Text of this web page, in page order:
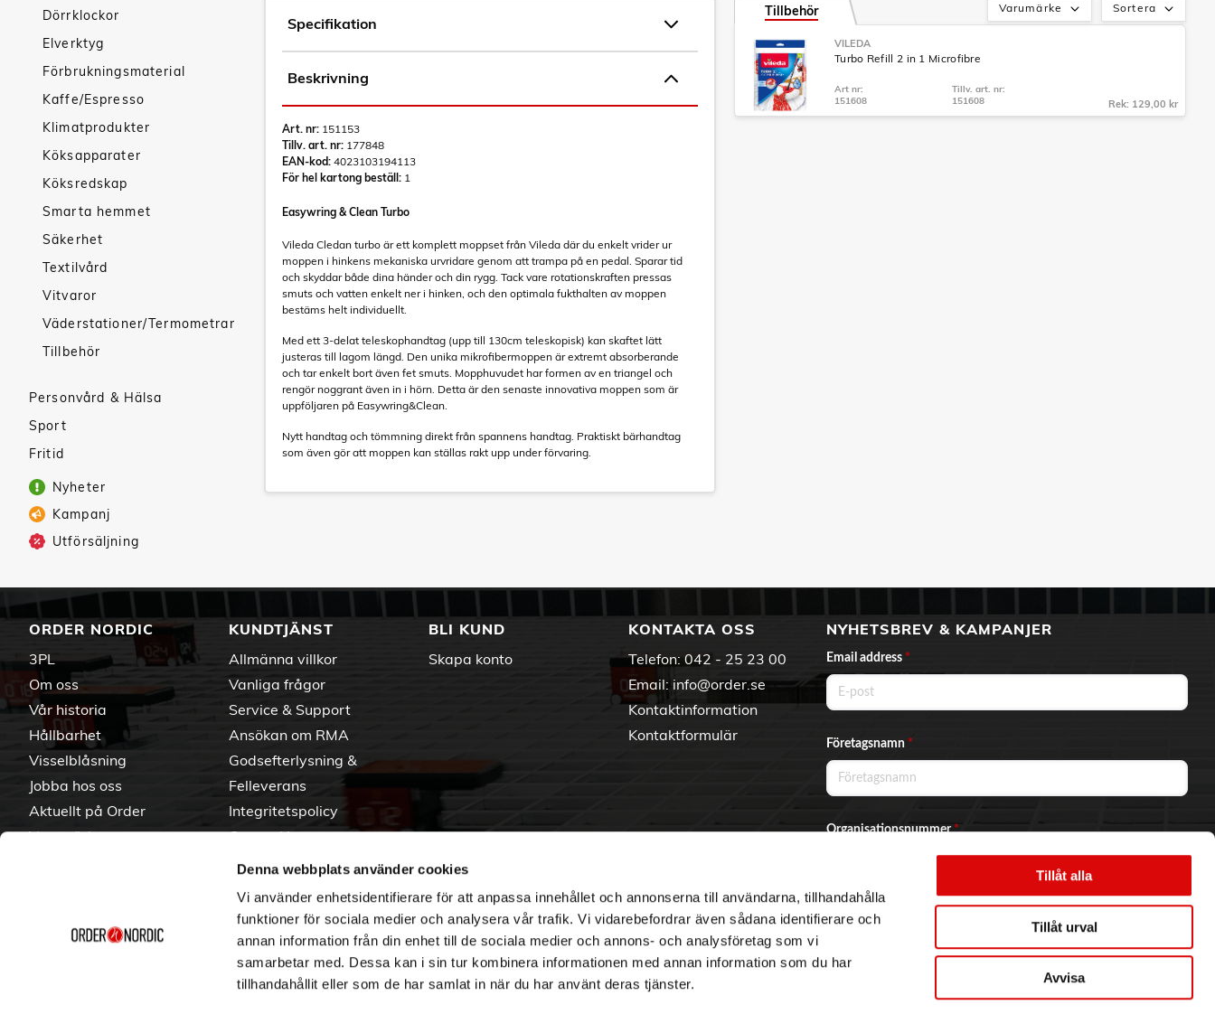
Denna webbplats använder cookies
Vi använder enhetsidentifierare för att anpassa innehållet och annonserna till användarna, tillhandahålla
funktioner för sociala medier och analysera vår trafik. Vi vidarebefordrar även sådana identifierare och
annan information från din enhet till de sociala medier och annons- och analysföretag som vi
samarbetar med. Dessa kan i sin tur kombinera informationen med annan information som du har
tillhandahållit eller som de har samlat in när du har använt deras tjänster.
Tillåt alla
Tillåt urval
Avvisa
Dörrklockor
Elverktyg
Förbrukningsmaterial
Kaffe/Espresso
Klimatprodukter
Köksapparater
Köksredskap
Smarta hemmet
Säkerhet
Textilvård
Vitvaror
Väderstationer/Termometrar
Tillbehör
Personvård & Hälsa
Sport
Fritid
Nyheter
Kampanj
Utförsäljning
Specifikation
Beskrivning
Art. nr: 151153
Tillv. art. nr: 177848
EAN-kod: 4023103194113
För hel kartong beställ: 1
Easywring & Clean Turbo
Vileda Cledan turbo är ett komplett moppset från Vileda där du enkelt vrider ur
moppen i hinkens mekaniska urvridare genom att trampa på en pedal. Sparar tid
och skyddar både dina händer och din rygg. Tack vare rotationskraften pressas
smuts och vatten enkelt ner i hinken, och den optimala fukthalten av moppen
bestäms helt individuellt.
Med ett 3-delat teleskophandtag (upp till 130cm teleskopisk) kan skaftet lätt
justeras till lagom längd. Den unika mikrofibermoppen är extremt absorberande
och tar enkelt bort även fet smuts. Mopphuvudet har formen av en triangel och
rengör noggrant även in i hörn. Detta är den senaste innovativa moppen som är
uppföljaren på Easywring&Clean.
Nytt handtag och tömmning direkt från spannens handtag. Praktiskt bärhandtag
som även gör att moppen kan ställas rakt upp under förvaring.
Sortera
Varumärke
Tillbehör
VILEDA
Turbo Refill 2 in 1 Microfibre
Art nr:
151608
Tillv. art. nr:
151608
Rek: 129,00 kr
ORDER NORDIC
3PL
Om oss
Vår historia
Hållbarhet
Visselblåsning
Jobba hos oss
Aktuellt på Order
Varumärken
KUNDTJÄNST
Allmänna villkor
Vanliga frågor
Service & Support
Ansökan om RMA
Godsefterlysning &
Felleverans
Integritetspolicy
Om cookies
BLI KUND
Skapa konto
KONTAKTA OSS
Telefon: 042 - 25 23 00
Email: info@order.se
Kontaktinformation
Kontaktformulär
NYHETSBREV & KAMPANJER
Email address *
Företagsnamn *
Organisationsnummer*
Ja, jag vill prenumerera på nyhetsbrevet.